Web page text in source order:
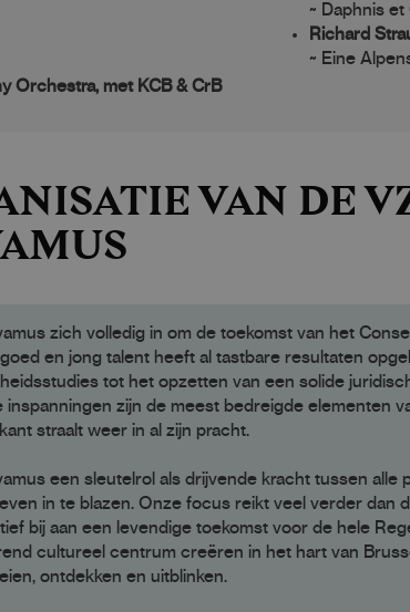
Orchestra, met KCB & CrB
~ Daphnis et
Richard
~ Eine
VAN DE
zich volledig in om de toekomst van het
en jong talent heeft al tastbare resultaten
tot het opzetten van een solide
inspanningen zijn de meest bedreigde elementen
straalt weer in al zijn pracht.
een sleutelrol als drijvende kracht tussen alle
in te blazen. Onze focus reikt veel verder dan
bij aan een levendige toekomst voor de hele
cultureel centrum creëren in het hart van
ontdekken en uitblinken.